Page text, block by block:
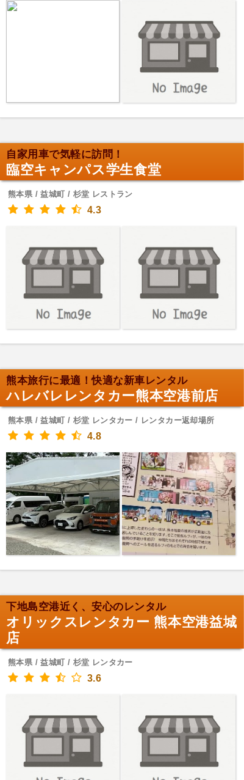
自家用車で気軽に訪問！
臨空キャンパス学生食堂
熊本県 / 益城町 / 杉堂 レストラン
4.3
熊本旅行に最適！快適な新車レンタル
ハレバレレンタカー熊本空港前店
熊本県 / 益城町 / 杉堂 レンタカー / レンタカー返却場所
4.8
下地島空港近く、安心のレンタル
オリックスレンタカー 熊本空港益城
店
熊本県 / 益城町 / 杉堂 レンタカー
3.6